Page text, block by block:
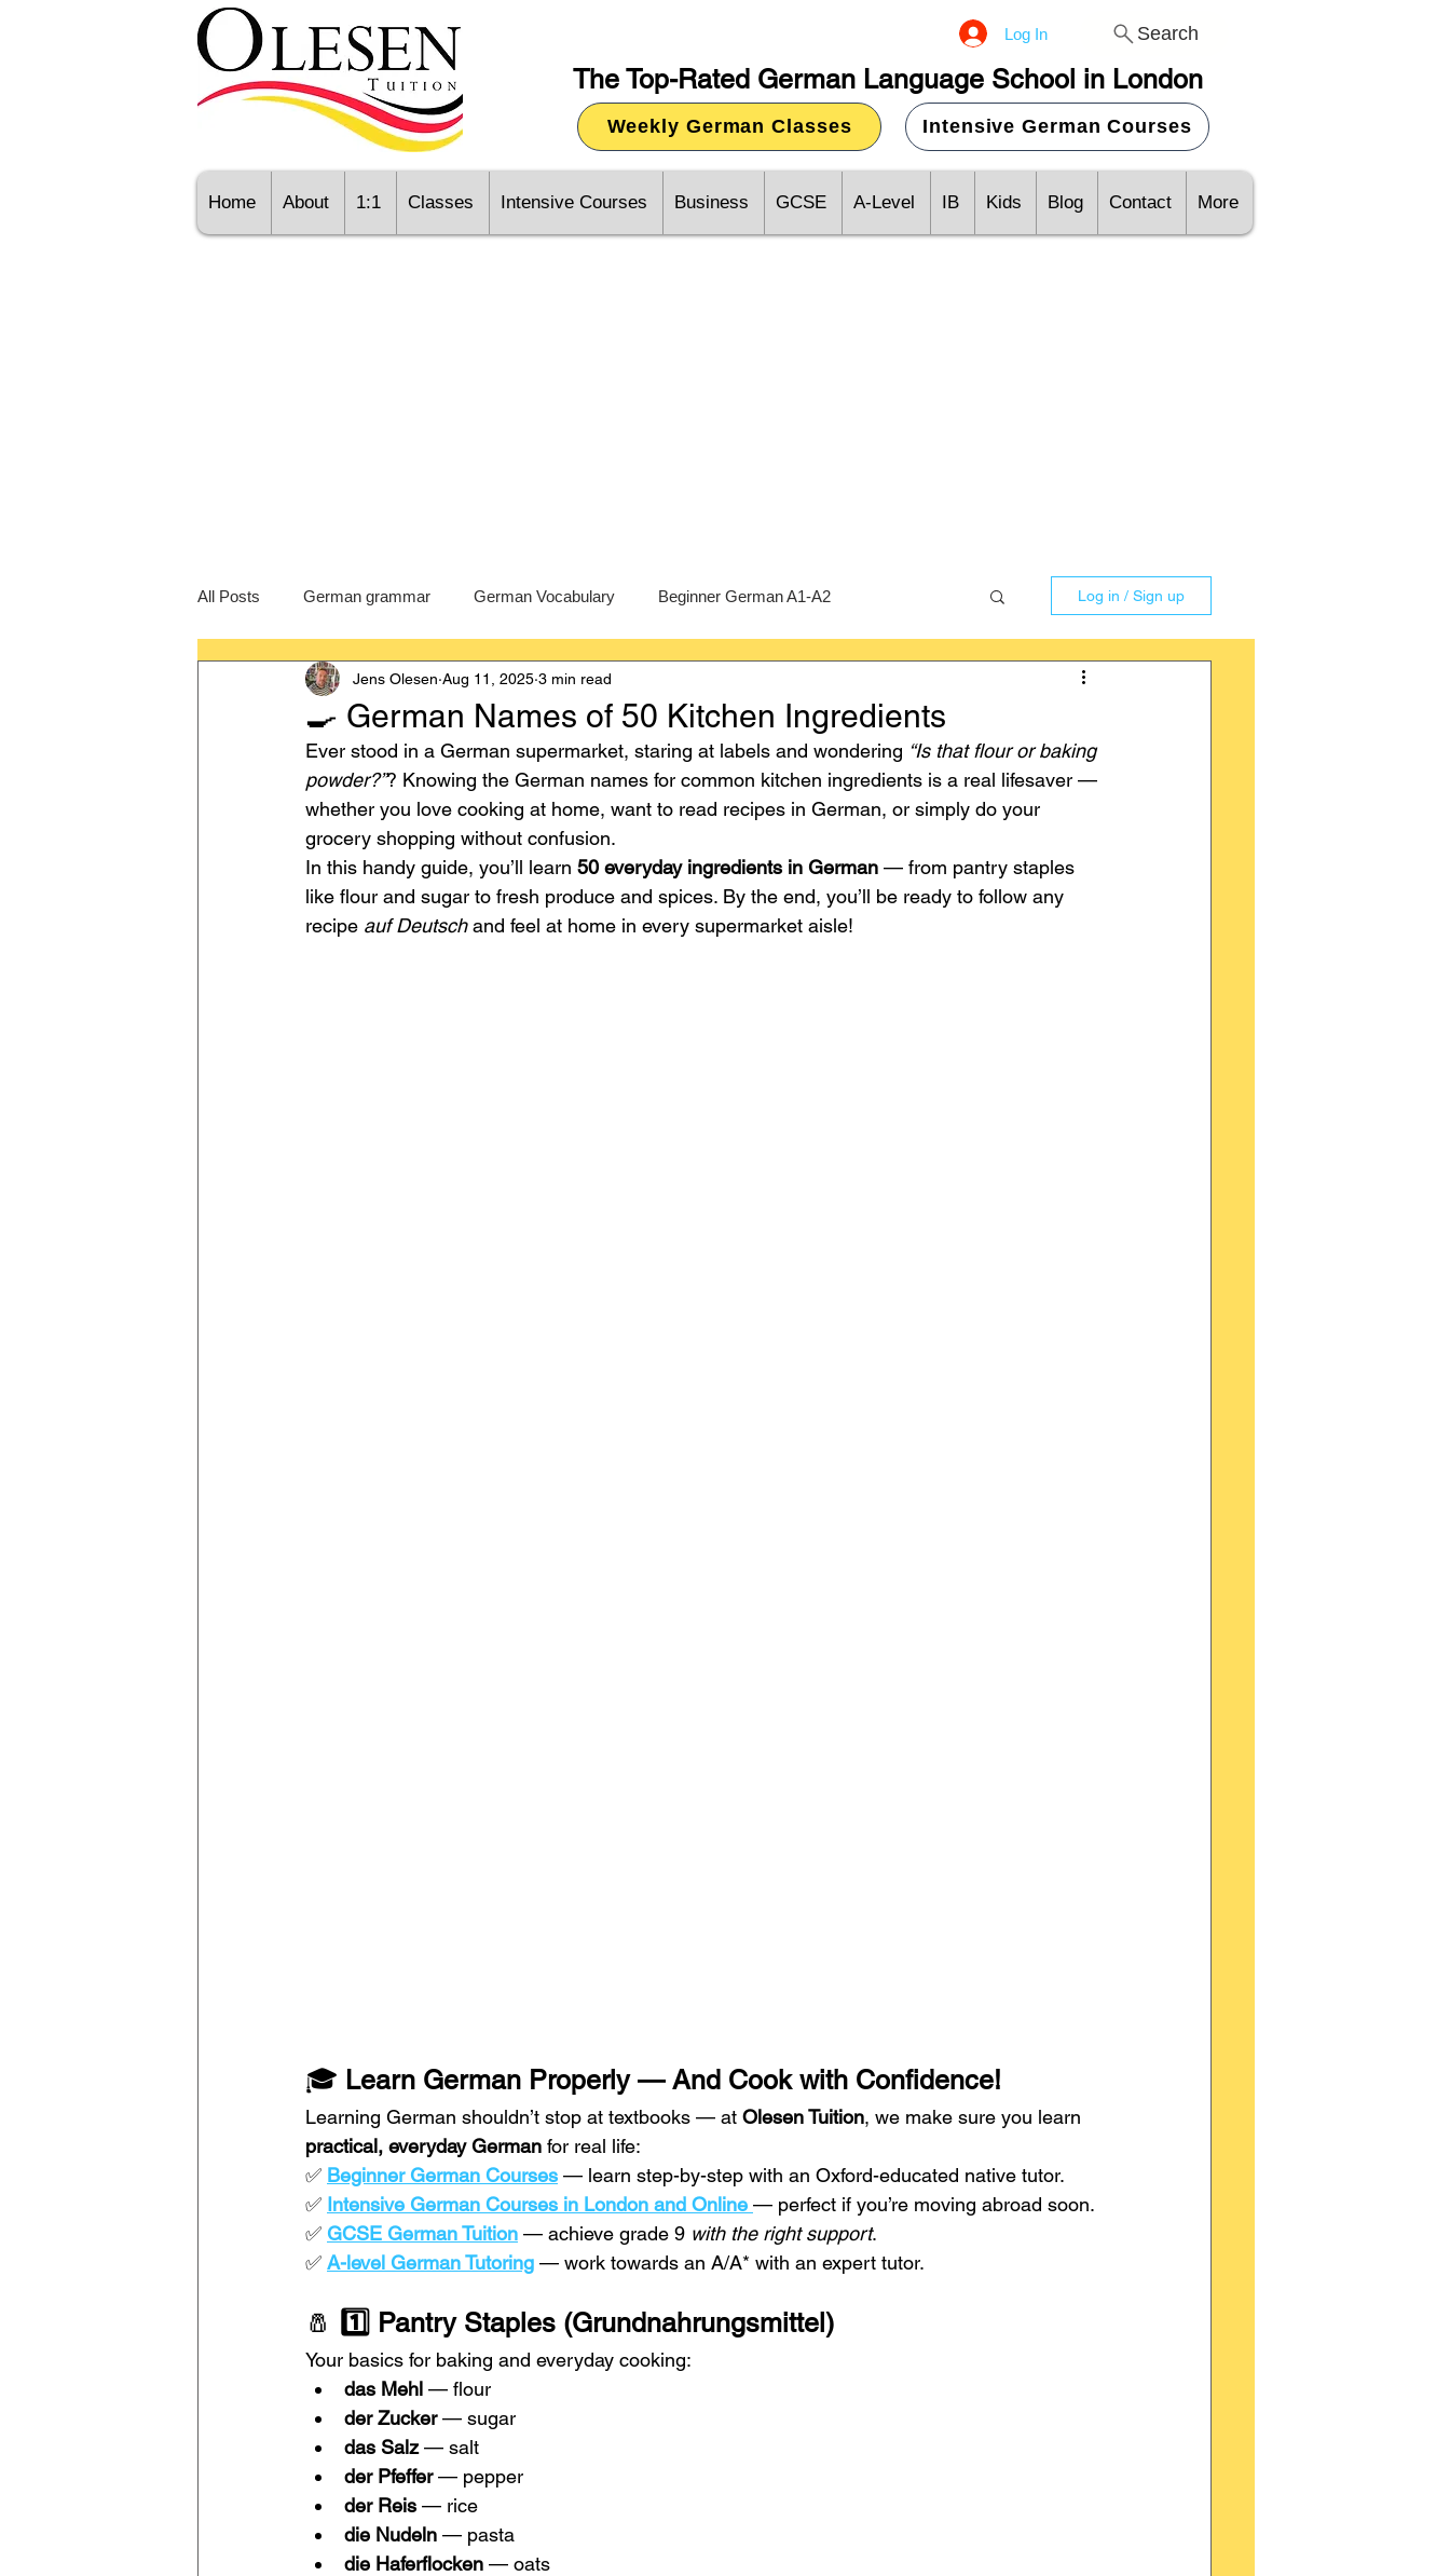
Log In Search
The Top-Rated German Language School in London
Weekly German Classes Intensive German Courses
Home About 1:1 Classes Intensive Courses Business GCSE A-Level IB Kids Blog Contact More
All Posts German grammar German Vocabulary Beginner German A1-A2
Language Learning GCSE German A-Level German
German exam Intermediate German B1-B2 Advanced German C1-C2
Log in / Sign up
🍳 German Names of 50 Kitchen Ingredients
Jens Olesen Aug 11, 2025 3 min read
Ever stood in a German supermarket, staring at labels and wondering “Is that flour or baking
powder?”? Knowing the German names for common kitchen ingredients is a real lifesaver —
whether you love cooking at home, want to read recipes in German, or simply do your
grocery shopping without confusion.
In this handy guide, you’ll learn 50 everyday ingredients in German — from pantry staples
like flour and sugar to fresh produce and spices. By the end, you’ll be ready to follow any
recipe auf Deutsch and feel at home in every supermarket aisle!
🎓 Learn German Properly — And Cook with Confidence!
Learning German shouldn’t stop at textbooks — at Olesen Tuition, we make sure you learn
practical, everyday German for real life:
✅ Beginner German Courses — learn step-by-step with an Oxford-educated native tutor.
✅ Intensive German Courses in London and Online — perfect if you’re moving abroad soon.
✅ GCSE German Tuition — achieve grade 9 with the right support.
✅ A-level German Tutoring — work towards an A/A* with an expert tutor.
🧂 1️⃣ Pantry Staples (Grundnahrungsmittel)
Your basics for baking and everyday cooking:
das Mehl — flour
der Zucker — sugar
das Salz — salt
der Pfeffer — pepper
der Reis — rice
die Nudeln — pasta
die Haferflocken — oats